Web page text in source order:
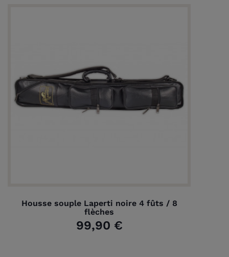
Housse souple Laperti noire 4 fûts / 8
flèches
99,90 €